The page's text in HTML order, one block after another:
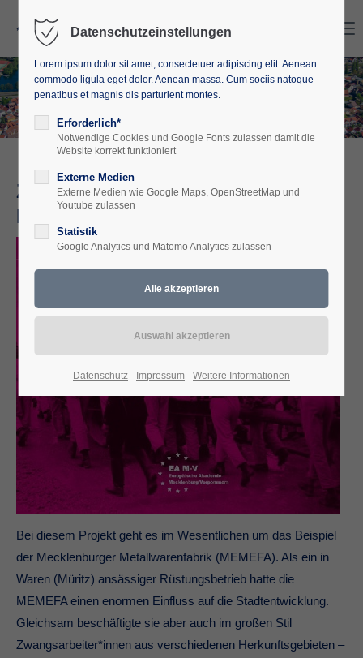
Zwangsarbeit im
Nationalsozialismus
Bei diesem Projekt geht es im Wesentlichen um das Beispiel
der Mecklenburger Metallwarenfabrik (MEMEFA). Als ein in
Waren (Müritz) ansässiger Rüstungsbetrieb hatte die
MEMEFA einen enormen Einfluss auf die Stadtentwicklung.
Gleichsam beschäftigte sie aber auch im großen Stil
Zwangsarbeiter*innen aus verschiedenen Herkunftsgebieten –
Datenschutzeinstellungen
Lorem ipsum dolor sit amet, consectetuer adipiscing elit. Aenean
commodo ligula eget dolor. Aenean massa. Cum sociis natoque
penatibus et magnis dis parturient montes.
Erforderlich*
Notwendige Cookies und Google Fonts zulassen damit die
Website korrekt funktioniert
Externe Medien
Externe Medien wie Google Maps, OpenStreetMap und
Youtube zulassen
Statistik
Google Analytics und Matomo Analytics zulassen
Datenschutz Impressum Weitere Informationen